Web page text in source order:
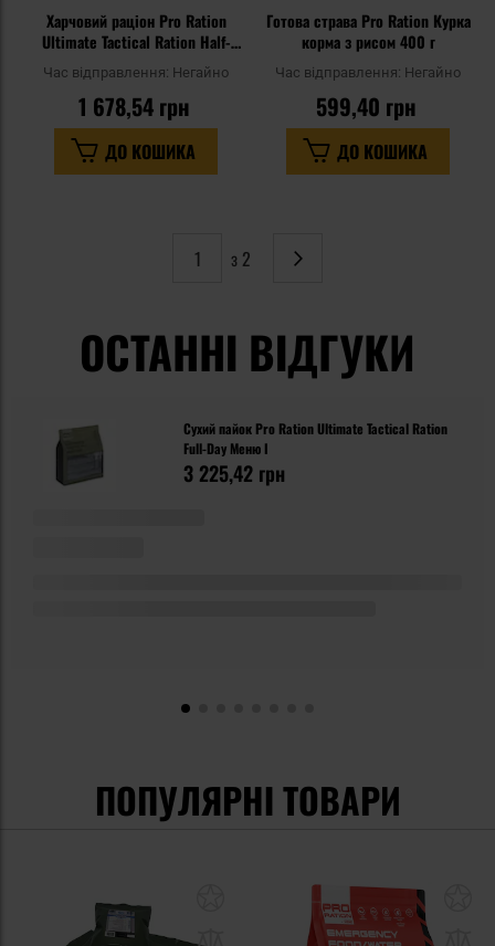
Харчовий раціон Pro Ration
Ultimate Tactical Ration Half-
Час відправлення: Негайно
1 678,54 грн
ДО КОШИКА
Готова страва Pro Ration Курка
корма з рисом 400 г
Час відправлення: Негайно
599,40 грн
ДО КОШИКА
з 2
Сторінка
Наступне
ОСТАННІ ВІДГУКИ
Сухий пайок Pro Ration Ultimate Tactical Ration
Full-Day Меню I
3 225,42 грн
ПОПУЛЯРНІ ТОВАРИ